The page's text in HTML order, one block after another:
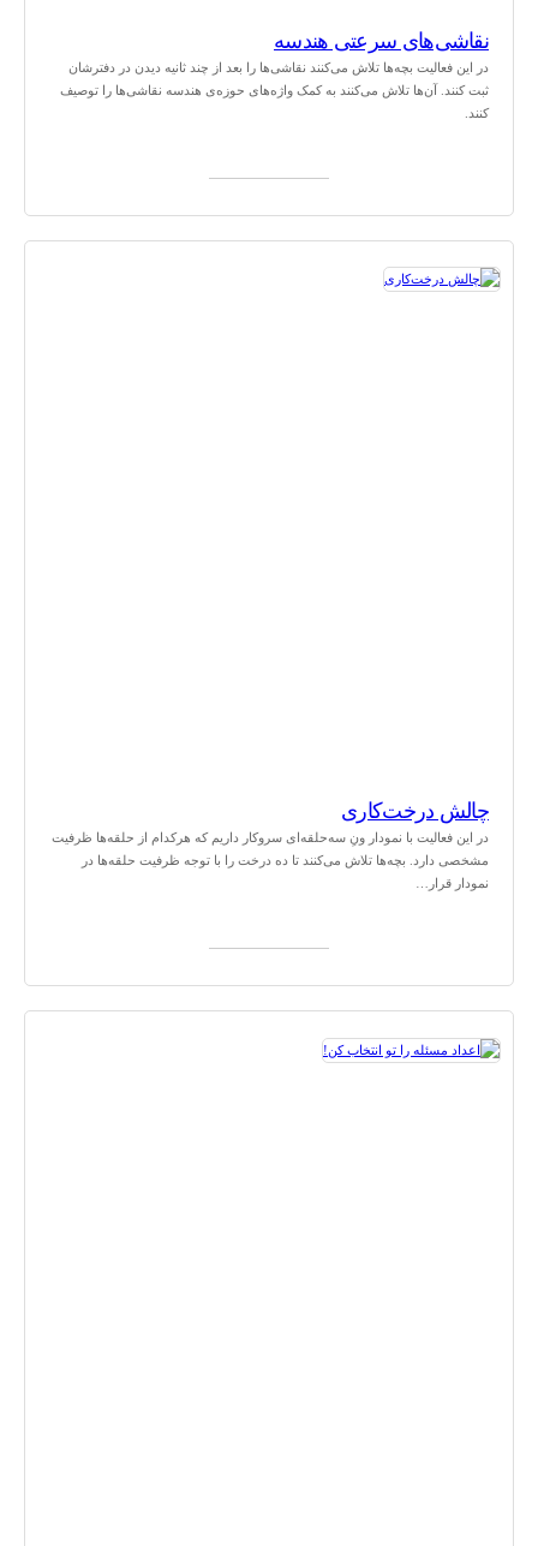
نقاشی‌های سرعتی هندسه
در این فعالیت بچه‌ها تلاش می‌کنند نقاشی‌ها را بعد از چند ثانیه دیدن در دفترشان
ثبت کنند. آن‌ها تلاش می‌کنند به کمک واژه‌های حوزه‌ی هندسه نقاشی‌ها را توصیف
کنند.
چالش درخت‌کاری
در این فعالیت با نمودار ونِ سه‌حلقه‌ای سروکار داریم که هرکدام از حلقه‌ها ظرفیت
مشخصی دارد. بچه‌ها تلاش می‌کنند تا ده درخت را با توجه ظرفیت حلقه‌ها در
نمودار قرار…